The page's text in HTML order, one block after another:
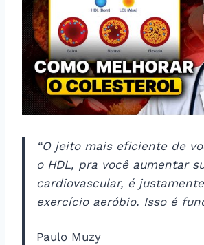
“O jeito mais eficiente de
o HDL, pra você aumentar
cardiovascular, é
exercício aeróbio. Isso é
Paulo Muzy